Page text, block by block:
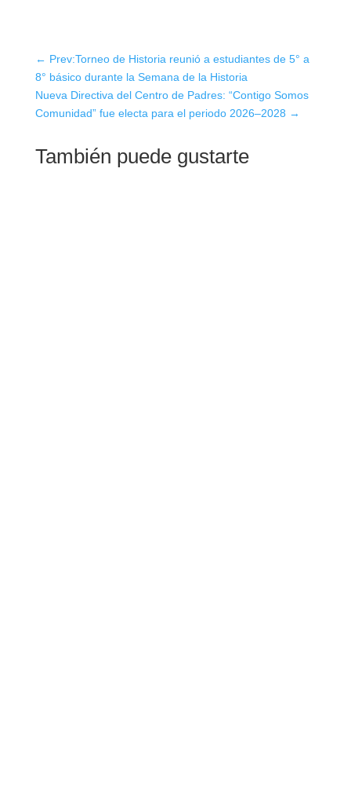
← Prev:Torneo de Historia reunió a estudiantes de 5° a
8° básico durante la Semana de la Historia
Nueva Directiva del Centro de Padres: “Contigo Somos
Comunidad” fue electa para el periodo 2026–2028 →
También puede gustarte